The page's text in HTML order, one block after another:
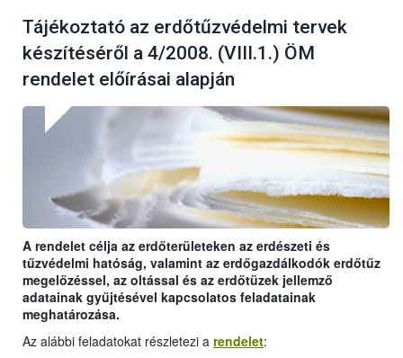
Tájékoztató az erdőtűzvédelmi tervek
készítéséről a 4/2008. (VIII.1.) ÖM
rendelet előírásai alapján
A rendelet célja az erdőterületeken az erdészeti és
tűzvédelmi hatóság, valamint az erdőgazdálkodók erdőtűz
megelőzéssel, az oltással és az erdőtüzek jellemző
adatainak gyűjtésével kapcsolatos feladatainak
meghatározása.
Az alábbi feladatokat részletezi a rendelet: